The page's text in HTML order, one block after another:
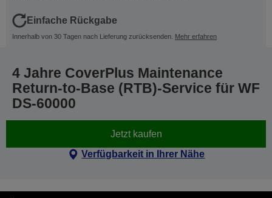
Einfache Rückgabe
Innerhalb von 30 Tagen nach Lieferung zurücksenden. Mehr erfahren
4 Jahre CoverPlus Maintenance
Return-to-Base (RTB)-Service für WF
DS-60000
Jetzt kaufen
Verfügbarkeit in Ihrer Nähe